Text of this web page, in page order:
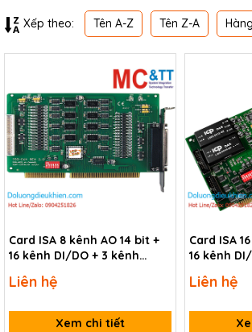
Xếp theo: Tên A-Z Tên Z-A
Card ISA 8 kênh AO 14 bit +
16 kênh DI/DO + 3 kênh
ICP DAS ISO-DA8/S CR
Liên hệ
Xem chi tiết
Card ISA
16 kênh
ICP DAS
Liên hệ